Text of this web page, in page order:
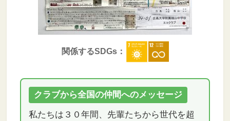
関係するSDGs：
クラブから全国の仲間へのメッセージ
私たちは３０年間、先輩たちから世代を超